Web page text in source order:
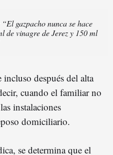
gazpacho nunca se hace
de vinagre de Jerez y 150 ml
después del alta
cuando el familiar no
instalaciones
domiciliario.
se determina que el